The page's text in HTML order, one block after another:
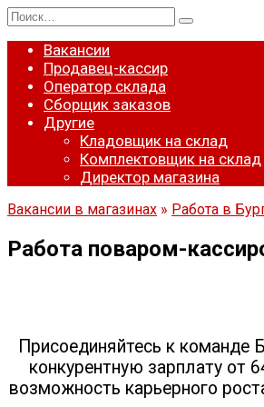
Перейти
к
содержанию
Search
for:
Вакансии
Продавец-кассир
Оператор склада
Сборщик заказов
Другие
Кладовщик на склад
Комплектовщик на склад
Директор магазина
Вакансии в магазинах » Работа в
Работа поваром-
Присоединяйтесь к команде
конкурентную зарплату от
возможность карьерного